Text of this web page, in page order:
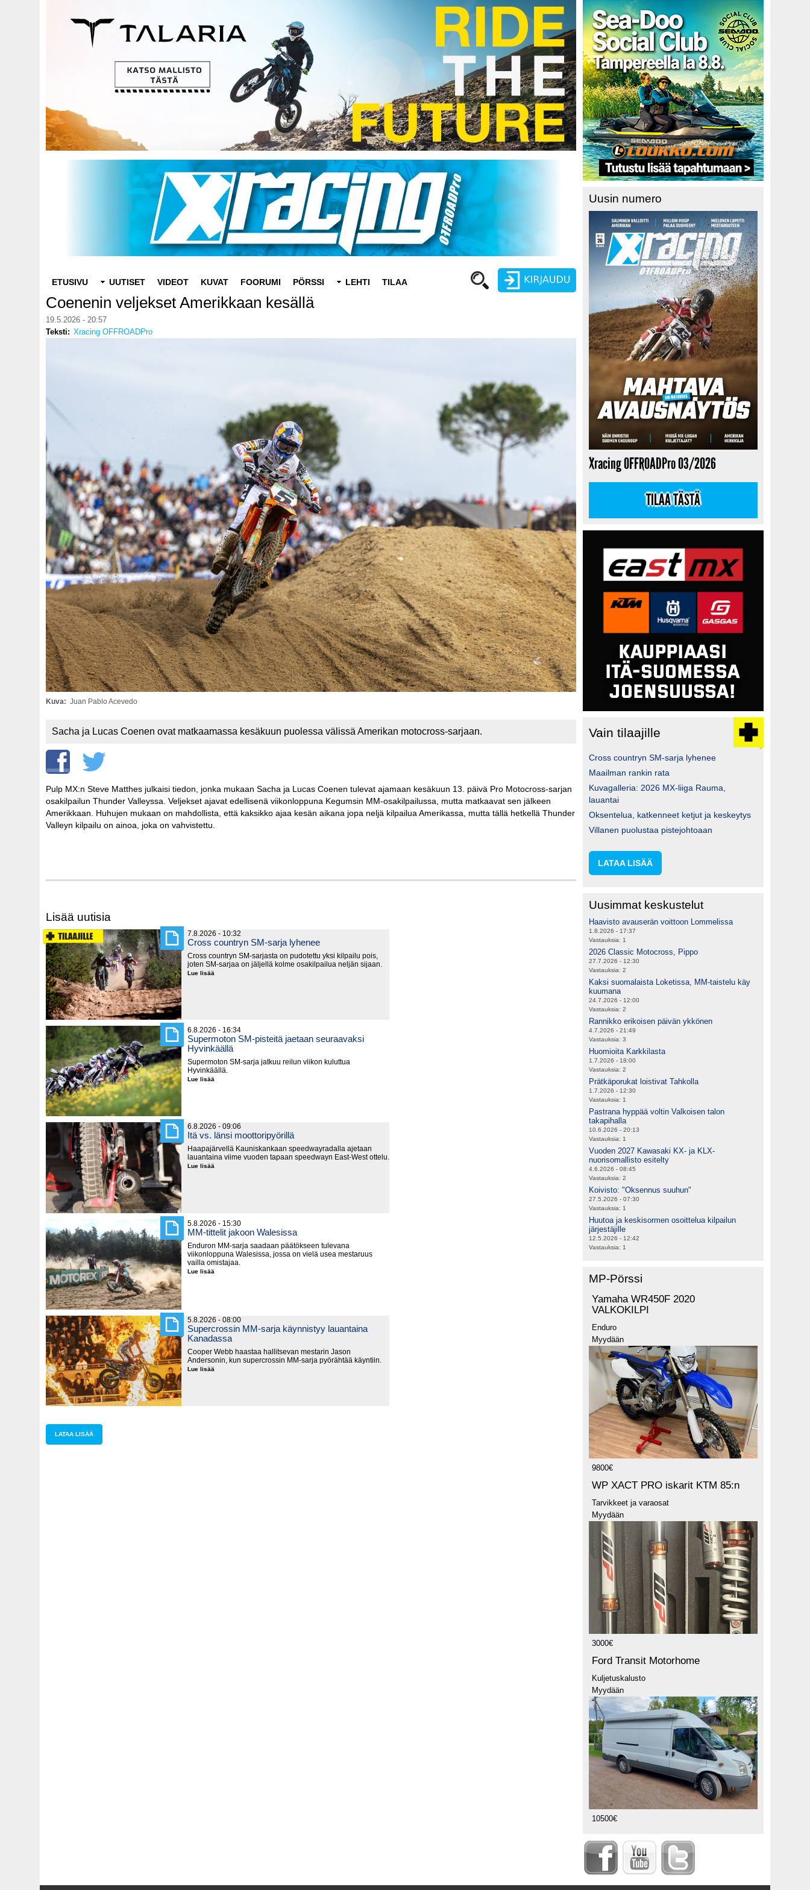
Salasana
Luo uusi käyttäjätili
Vaihda salasana
navigation
ETUSIVU UUTISET VIDEOT KUVAT FOORUMI PÖRSSI LEHTI TILAA
Coenenin veljekset Amerikkaan kesällä
19.5.2026 - 20:57
Teksti
Xracing OFFROADPro
Kuva Juan Pablo Acevedo
Sacha ja Lucas Coenen ovat matkaamassa kesäkuun puolessa välissä Amerikan motocross-sarjaan.
Pulp MX:n Steve Matthes julkaisi tiedon, jonka mukaan Sacha ja Lucas Coenen tulevat ajamaan kesäkuun 13. päivä Pro Motocross-sarjan
osakilpailun Thunder Valleyssa. Veljekset ajavat edellisenä viikonloppuna Kegumsin MM-osakilpailussa, mutta matkaavat sen jälkeen
Amerikkaan. Huhujen mukaan on mahdollista, että kaksikko ajaa kesän aikana jopa neljä kilpailua Amerikassa, mutta tällä hetkellä Thunder
Valleyn kilpailu on ainoa, joka on vahvistettu.
Lisää uutisia
7.8.2026 - 10:32
Cross countryn SM-sarja lyhenee
Cross countryn SM-sarjasta on pudotettu yksi kilpailu pois,
joten SM-sarjaa on jäljellä kolme osakilpailua neljän sijaan.
Lue lisää
6.8.2026 - 16:34
Supermoton SM-pisteitä jaetaan seuraavaksi
Hyvinkäällä
Supermoton SM-sarja jatkuu reilun viikon kuluttua
Hyvinkäällä.
Lue lisää
6.8.2026 - 09:06
Itä vs. länsi moottoripyörillä
Haapajärvellä Kauniskankaan speedwayradalla ajetaan
lauantaina viime vuoden tapaan speedwayn East-West ottelu.
Lue lisää
5.8.2026 - 15:30
MM-tittelit jakoon Walesissa
Enduron MM-sarja saadaan päätökseen tulevana
viikonloppuna Walesissa, jossa on vielä usea mestaruus
vailla omistajaa.
Lue lisää
5.8.2026 - 08:00
Supercrossin MM-sarja käynnistyy lauantaina
Kanadassa
Cooper Webb haastaa hallitsevan mestarin Jason
Andersonin, kun supercrossin MM-sarja pyörähtää käyntiin.
Lue lisää
LATAA LISÄÄ
Uusin numero
Xracing OFFROADPro 03/2026
TILAA TÄSTÄ
Vain tilaajille
Cross countryn SM-sarja lyhenee
Maailman rankin rata
Kuvagalleria: 2026 MX-liiga Rauma,
lauantai
Oksentelua, katkenneet ketjut ja keskeytys
Villanen puolustaa pistejohtoaan
LATAA LISÄÄ
Uusimmat keskustelut
Haavisto avauserän voittoon Lommelissa
1.8.2026 - 17:37
Vastauksia: 1
2026 Classic Motocross, Pippo
27.7.2026 - 12:30
Vastauksia: 2
Kaksi suomalaista Loketissa, MM-taistelu käy
kuumana
24.7.2026 - 12:00
Vastauksia: 2
Rannikko erikoisen päivän ykkönen
4.7.2026 - 21:49
Vastauksia: 3
Huomioita Karkkilasta
1.7.2026 - 18:00
Vastauksia: 2
Prätkäporukat loistivat Tahkolla
1.7.2026 - 12:30
Vastauksia: 1
Pastrana hyppää voltin Valkoisen talon
takapihalla
10.6.2026 - 20:13
Vastauksia: 1
Vuoden 2027 Kawasaki KX- ja KLX-
nuorisomallisto esitelty
4.6.2026 - 08:45
Vastauksia: 2
Koivisto: "Oksennus suuhun"
27.5.2026 - 07:30
Vastauksia: 1
Huutoa ja keskisormen osoittelua kilpailun
järjestäjille
12.5.2026 - 12:42
Vastauksia: 1
MP-Pörssi
Yamaha WR450F 2020
VALKOKILPI
Enduro
Myydään
9800€
WP XACT PRO iskarit KTM 85:n
Tarvikkeet ja varaosat
Myydään
3000€
Ford Transit Motorhome
Kuljetuskalusto
Myydään
10500€